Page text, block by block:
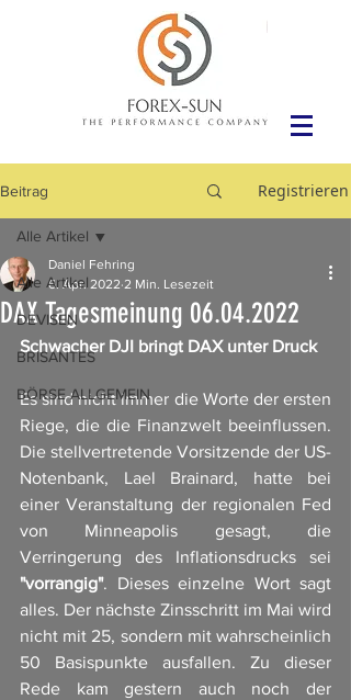
Beitrag Registrieren
Alle Artikel
DEVISEN
BRISANTES
BÖRSE ALLGEMEIN
Alle Artikel
DAX Tagesmeinung 06.04.2022
Daniel Fehring
6. Apr. 2022 2 Min. Lesezeit
Schwacher DJI bringt DAX unter Druck
Es sind nicht immer die Worte der ersten
Riege, die die Finanzwelt beeinflussen.
Die stellvertretende Vorsitzende der US-
Notenbank, Lael Brainard, hatte bei
einer Veranstaltung der regionalen Fed
von Minneapolis gesagt, die
"vorrangig". Dieses einzelne Wort sagt
alles. Der nächste Zinsschritt im Mai wird
nicht mit 25, sondern mit wahrscheinlich
50 Basispunkte ausfallen. Zu dieser
Rede kam gestern auch noch der